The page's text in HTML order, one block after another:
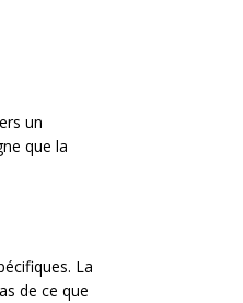
un
que la
La
de ce que